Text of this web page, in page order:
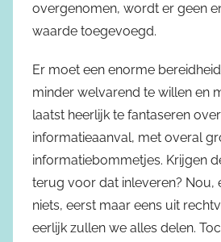
overgenomen, wordt er geen
waarde toegevoegd.
Er moet een enorme
minder welvarend te willen en
laatst heerlijk te fantaseren
informatieaanval, met overal
informatiebommetjes. Krijgen
terug voor dat inleveren? Nou,
niets, eerst maar eens uit
eerlijk zullen we alles delen.